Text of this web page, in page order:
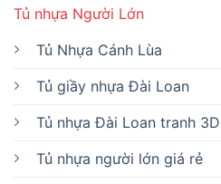
Tủ nhựa Người Lớn
Tủ Nhựa Cánh Lùa
Tủ giầy nhựa Đài Loan
Tủ nhựa Đài Loan tranh 3D
Tủ nhựa người lớn giá rẻ